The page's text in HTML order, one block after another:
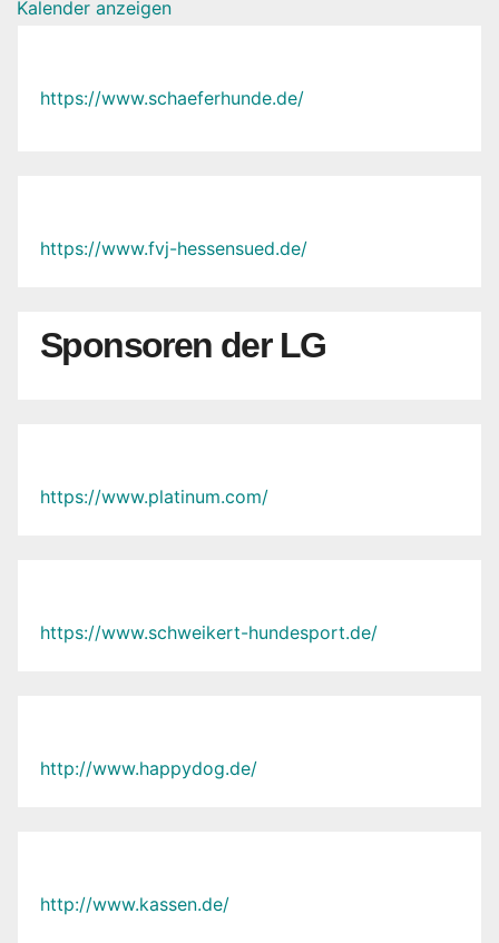
Kalender anzeigen
https://www.schaeferhunde.de/
https://www.fvj-hessensued.de/
Sponsoren der LG
https://www.platinum.com/
https://www.schweikert-hundesport.de/
http://www.happydog.de/
http://www.kassen.de/